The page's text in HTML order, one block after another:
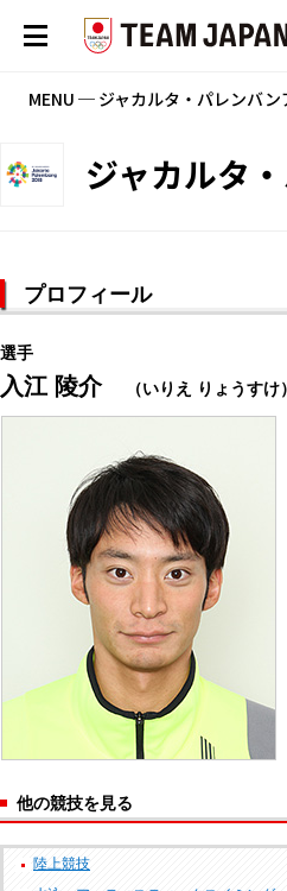
MENU ─ ジャカルタ・パレンバン
ジャカルタ
プロフィール
選手
入江 陵介 （いりえ りょうすけ）
他の競技を見る
陸上競技